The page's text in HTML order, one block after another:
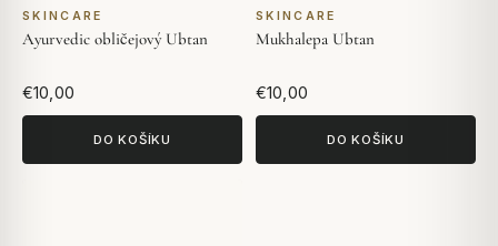
SKINCARE
Ayurvedic obličejový Ubtan
€10,00
DO KOŠÍKU
SKINCARE
Mukhalepa Ubtan
€10,00
DO KOŠÍKU